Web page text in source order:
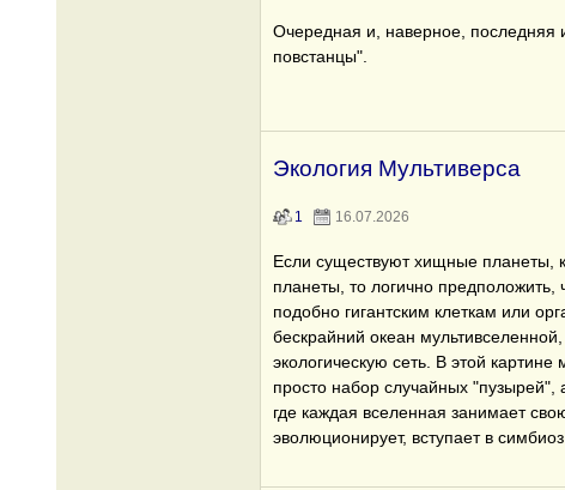
Очередная и, наверное, последняя
повстанцы".
Экология Мультиверса
1 16.07.2026
Если существуют хищные планеты,
планеты, то логично предположить,
подобно гигантским клеткам или
бескрайний океан
экологическую сеть. В этой картине
просто набор случайных
где каждая вселенная занимает
эволюционирует, вступает в